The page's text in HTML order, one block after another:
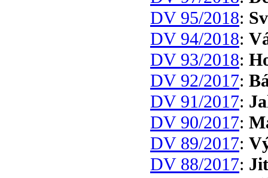
DV 95/2018:
DV 94/2018:
DV 93/2018:
DV 92/2017:
DV 91/2017:
DV 90/2017:
DV 89/2017:
DV 88/2017: